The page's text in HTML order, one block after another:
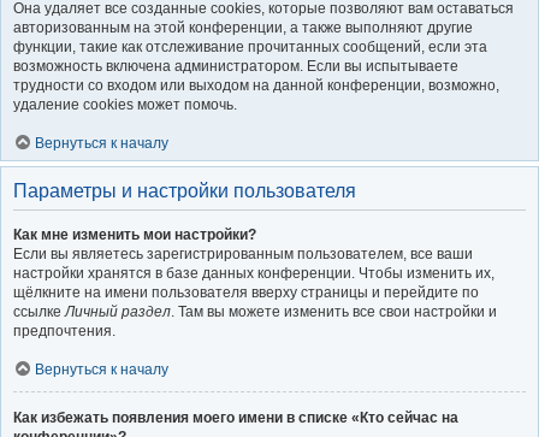
Она удаляет все созданные cookies, которые позволяют вам оставаться
авторизованным на этой конференции, а также выполняют другие
функции, такие как отслеживание прочитанных сообщений, если эта
возможность включена администратором. Если вы испытываете
трудности со входом или выходом на данной конференции, возможно,
удаление cookies может помочь.
Вернуться к началу
Параметры и настройки пользователя
Как мне изменить мои настройки?
Если вы являетесь зарегистрированным пользователем, все ваши
настройки хранятся в базе данных конференции. Чтобы изменить их,
щёлкните на имени пользователя вверху страницы и перейдите по
ссылке Личный раздел . Там вы можете изменить все свои настройки и
предпочтения.
Вернуться к началу
Как избежать появления моего имени в списке «Кто сейчас на